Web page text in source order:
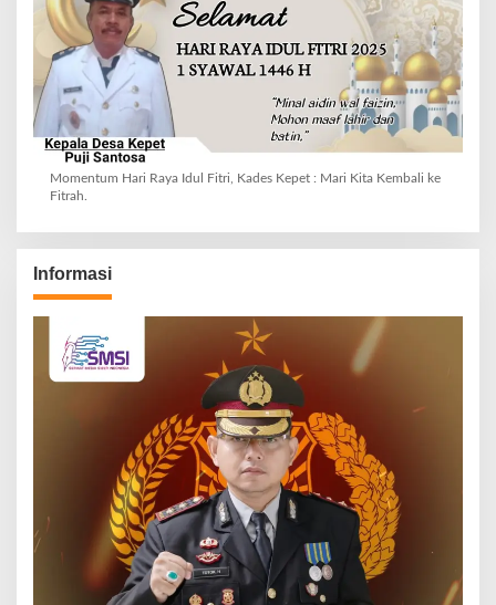
Momentum Hari Raya Idul Fitri, Kades Kepet : Mari Kita Kembali ke
Fitrah.
Informasi